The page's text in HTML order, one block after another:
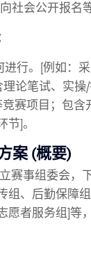
社会公开报名
行。[例如：
论笔试、实操/
竞赛项目；包含
]。
案 (概要)
赛事组委会，
组、后勤保障
愿者服务组]等